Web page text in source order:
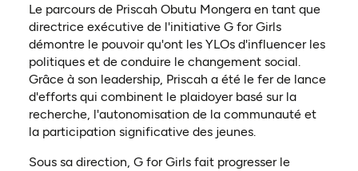
Le parcours de Priscah Obutu Mongera en tant que
directrice exécutive de l'initiative G for Girls
démontre le pouvoir qu'ont les YLOs d'influencer les
politiques et de conduire le changement social.
Grâce à son leadership, Priscah a été le fer de lance
d'efforts qui combinent le plaidoyer basé sur la
recherche, l'autonomisation de la communauté et
la participation significative des jeunes.
Sous sa direction, G for Girls fait progresser le